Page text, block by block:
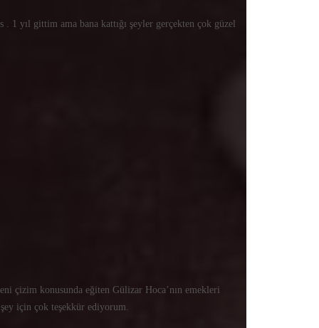
1 yıl gittim ama bana kattığı şeyler gerçekten çok güzel
çizim konusunda eğiten Gülizar Hoca’nın emekleri
için çok teşekkür ediyorum.